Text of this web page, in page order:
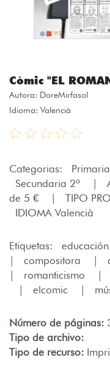
Còmic "EL
Autora: DoreMirfasol
Idioma: Valencià
Categorias:
Secundaria 2º
|
de 5 €
| TIPO
IDIOMA Valencià
Etiquetas:
|
compositora |
|
romanticismo |
|
elcomic |
Número de páginas:
Tipo de archivo:
Tipo de recurso: